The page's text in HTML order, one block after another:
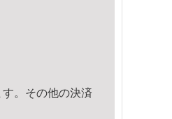
。その他の決済